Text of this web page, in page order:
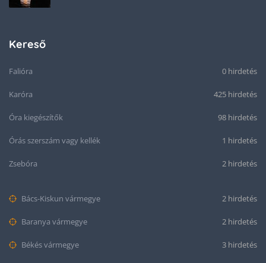
Kereső
Falióra 0 hirdetés
Karóra 425 hirdetés
Óra kiegészítők 98 hirdetés
Órás szerszám vagy kellék 1 hirdetés
Zsebóra 2 hirdetés
Bács-Kiskun vármegye 2 hirdetés
Baranya vármegye 2 hirdetés
Békés vármegye 3 hirdetés